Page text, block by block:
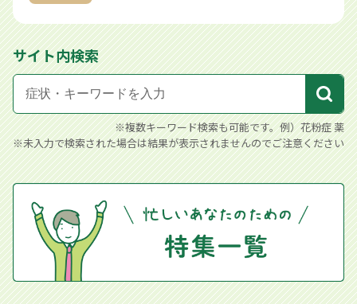
サイト内検索
※複数キーワード検索も可能です。例）花粉症 薬
※未入力で検索された場合は結果が表示されませんのでご注意ください